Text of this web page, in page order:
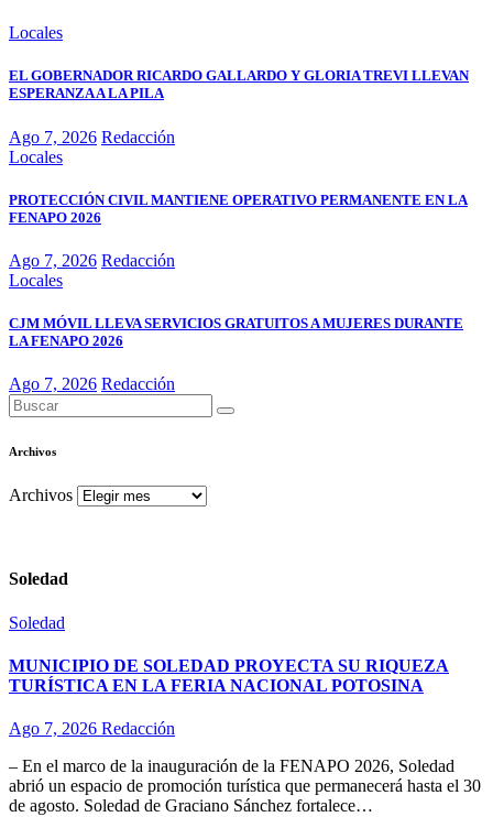
Locales
EL GOBERNADOR RICARDO GALLARDO Y GLORIA TREVI LLEVAN
ESPERANZA A LA PILA
Ago 7, 2026 Redacción
Locales
PROTECCIÓN CIVIL MANTIENE OPERATIVO PERMANENTE EN LA
FENAPO 2026
Ago 7, 2026 Redacción
Locales
CJM MÓVIL LLEVA SERVICIOS GRATUITOS A MUJERES DURANTE
LA FENAPO 2026
Ago 7, 2026 Redacción
Archivos
Archivos
Soledad
Soledad
MUNICIPIO DE SOLEDAD PROYECTA SU RIQUEZA
TURÍSTICA EN LA FERIA NACIONAL POTOSINA
Ago 7, 2026 Redacción
– En el marco de la inauguración de la FENAPO 2026, Soledad
abrió un espacio de promoción turística que permanecerá hasta el 30
de agosto. Soledad de Graciano Sánchez fortalece…